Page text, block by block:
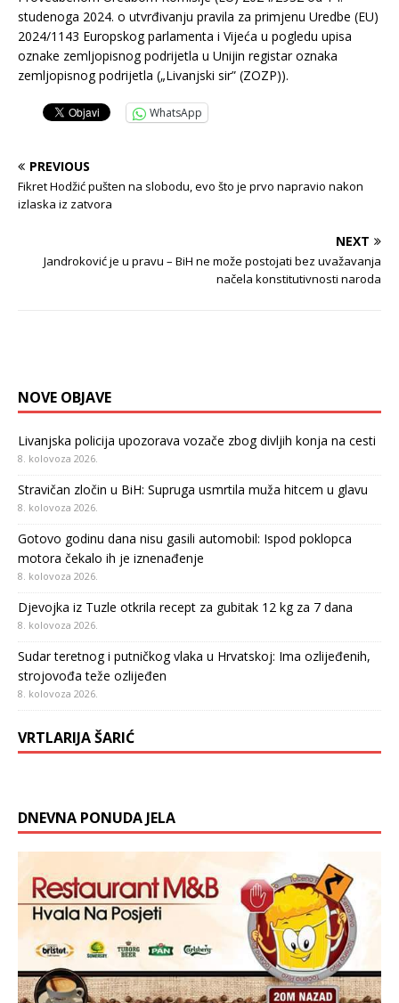
studenoga 2024. o utvrđivanju pravila za primjenu Uredbe (EU)
2024/1143 Europskog parlamenta i Vijeća u pogledu upisa
oznake zemljopisnog podrijetla u Unijin registar oznaka
zemljopisnog podrijetla („Livanjski sir” (ZOZP)).
WhatsApp
PREVIOUS
Fikret Hodžić pušten na slobodu, evo što je prvo napravio nakon
izlaska iz zatvora
NEXT
Jandroković je u pravu – BiH ne može postojati bez uvažavanja
načela konstitutivnosti naroda
NOVE OBJAVE
Livanjska policija upozorava vozače zbog divljih konja na cesti
8. kolovoza 2026.
Stravičan zločin u BiH: Supruga usmrtila muža hitcem u glavu
8. kolovoza 2026.
Gotovo godinu dana nisu gasili automobil: Ispod poklopca
motora čekalo ih je iznenađenje
8. kolovoza 2026.
Djevojka iz Tuzle otkrila recept za gubitak 12 kg za 7 dana
8. kolovoza 2026.
Sudar teretnog i putničkog vlaka u Hrvatskoj: Ima ozlijeđenih,
strojovođa teže ozlijeđen
8. kolovoza 2026.
VRTLARIJA ŠARIĆ
DNEVNA PONUDA JELA